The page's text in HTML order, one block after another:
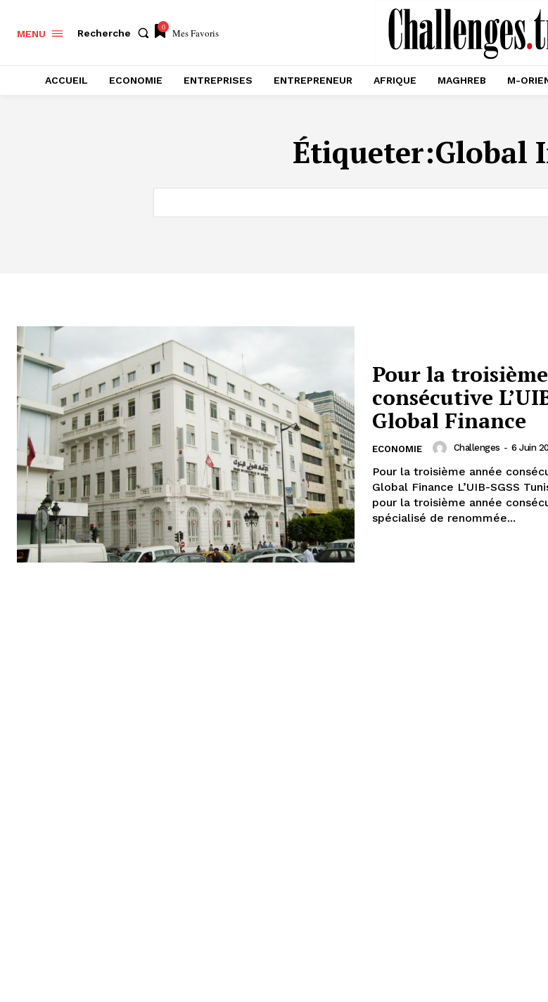
MENU Recherche
0 Mes Favoris
ACCUEIL ECONOMIE ENTREPRISES ENTREPRENEUR AFRIQUE MAGHREB M-
Étiqueter:Global
Pour la
consécutive
Global Finance
ECONOMIE Challenges - 6 Juin
Pour la troisième année
Global Finance L’UIB-SGSS
pour la troisième année
spécialisé de renommée...